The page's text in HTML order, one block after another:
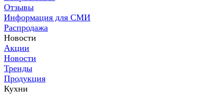
Отзывы
Информация для СМИ
Распродажа
Новости
Акции
Новости
Тренды
Продукция
Кухни